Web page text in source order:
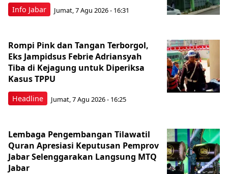
Info Jabar Jumat, 7 Agu 2026 - 16:31
Headline
Rompi Pink dan Tangan Terborgol,
Eks Jampidsus Febrie Adriansyah
Tiba di Kejagung untuk Diperiksa
Kasus TPPU
Jumat, 7 Agu 2026 - 16:25
Lembaga Pengembangan Tilawatil
Quran Apresiasi Keputusan Pemprov
Jabar Selenggarakan Langsung MTQ
Jabar